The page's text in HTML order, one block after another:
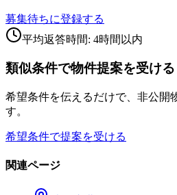
募集待ちに登録する
平均返答時間: 4時間以内
類似条件で物件提案を受ける
希望条件を伝えるだけで、非公開
す。
希望条件で提案を受ける
関連ページ